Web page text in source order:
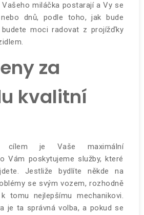
miláčka postarají a Vy se
dnů, podle toho, jak bude
budete moci radovat z projížďky
za
kvalitní
cílem je Vaše maximální
Vám poskytujeme služby, které
Jestliže bydlíte někde na
se svým vozem, rozhodně
tomu nejlepšímu mechanikovi.
je ta správná volba, a pokud se